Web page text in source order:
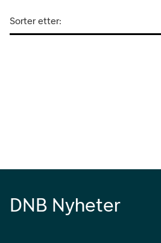
Sorter etter:
DNB Nyheter